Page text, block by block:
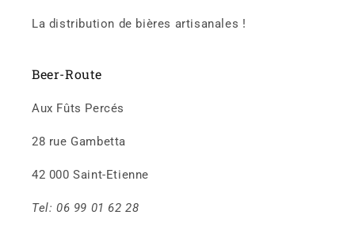
La distribution de bières artisanales !
Beer-Route
Aux Fûts Percés
28 rue Gambetta
42 000 Saint-Etienne
Tel: 06 99 01 62 28